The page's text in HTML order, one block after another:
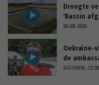
Droogte
‘Bassin
06-08-2026
Oekraïne-
de
GISTEREN, 12:00